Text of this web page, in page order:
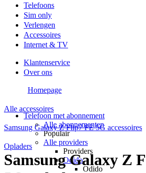
Telefoons
Sim only
Verlengen
Accessoires
Internet & TV
Klantenservice
Over ons
Telefoon met abonnement
Alle abonnementen
Populair
Alle providers
Providers
Odido
Odido
Homepage
Alle accessoires
Samsung Galaxy Z Flip7 FE 5G accessoires
Opladers
Samsung Galaxy Z